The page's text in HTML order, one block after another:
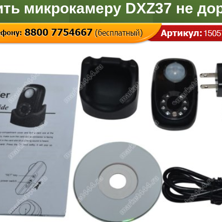
микрокамеру DXZ37 не